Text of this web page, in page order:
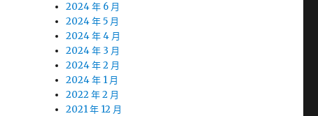
2024 年 6 月
2024 年 5 月
2024 年 4 月
2024 年 3 月
2024 年 2 月
2024 年 1 月
2022 年 2 月
2021 年 12 月